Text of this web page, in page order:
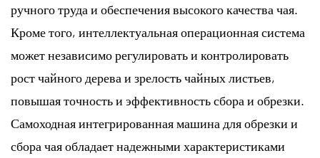
ручного труда и обеспечения высокого качества чая.
Кроме того, интеллектуальная операционная система
может независимо регулировать и контролировать
рост чайного дерева и зрелость чайных листьев,
повышая точность и эффективность сбора и обрезки.
Самоходная интегрированная машина для обрезки и
сбора чая обладает надежными характеристиками